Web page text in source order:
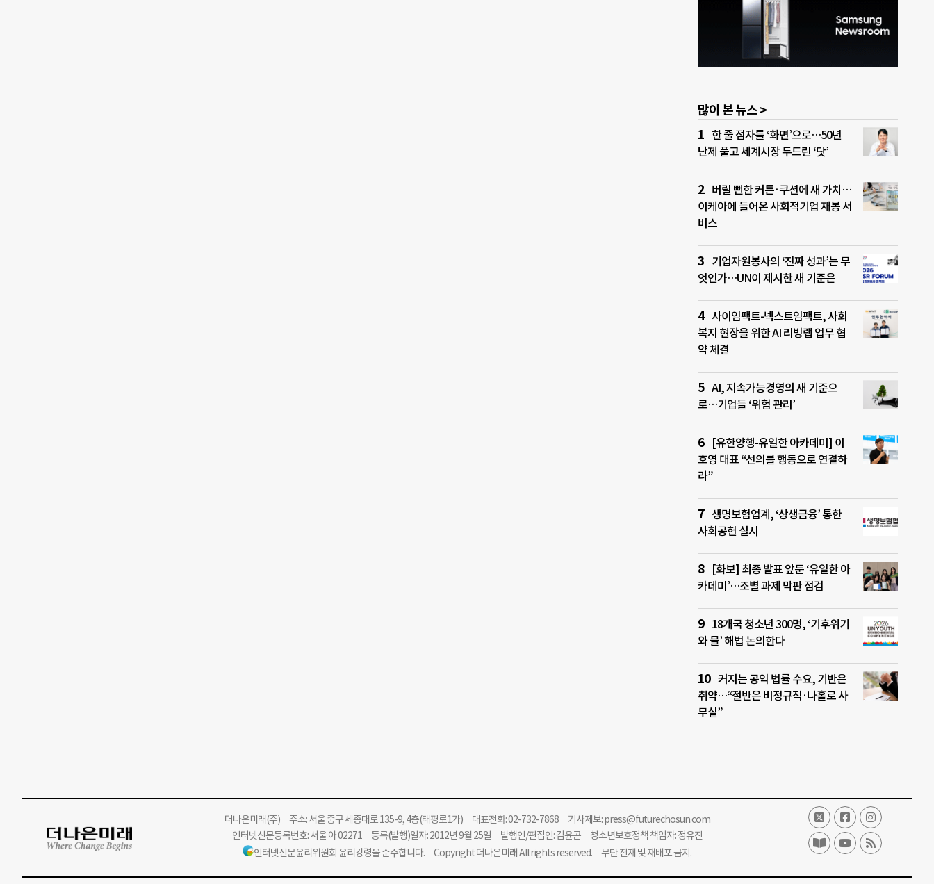
많이 본 뉴스 >
한 줄 점자를 ‘화면’으로…50년
난제 풀고 세계시장 두드린 ‘닷’
버릴 뻔한 커튼·쿠션에 새 가치…
이케아에 들어온 사회적기업 재봉 서
비스
기업자원봉사의 ‘진짜 성과’는 무
엇인가…UN이 제시한 새 기준은
사이임팩트-넥스트임팩트, 사회
복지 현장을 위한 AI 리빙랩 업무 협
약 체결
AI, 지속가능경영의 새 기준으
로…기업들 ‘위험 관리’
[유한양행-유일한 아카데미] 이
호영 대표 “선의를 행동으로 연결하
라”
생명보험업계, ‘상생금융’ 통한
사회공헌 실시
[화보] 최종 발표 앞둔 ‘유일한 아
카데미’…조별 과제 막판 점검
18개국 청소년 300명, ‘기후위기
와 물’ 해법 논의한다
커지는 공익 법률 수요, 기반은
취약…“절반은 비정규직·나홀로 사
무실”
더나은미래(주)주소: 서울 중구 세종대로 135-9, 4층(태평로1가) 대표전화: 02-732-7868 기사제보:press@futurechosun.com
인터넷신문등록번호: 서울 아 02271 등록(발행)일자: 2012년 9월 25일 발행인/편집인: 김윤곤 청소년보호정책 책임자: 정유진
인터넷신문윤리위원회 윤리강령을 준수합니다. Copyright 더나은미래 All rights reserved. 무단 전재 및 재배포 금지.